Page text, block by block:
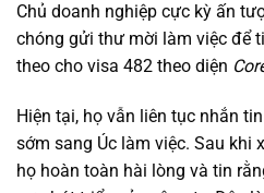
Chủ doanh nghiệp cực kỳ ấn
chóng gửi thư mời làm việc để
theo cho visa 482 theo diện
Hiện tại, họ vẫn liên tục nhắn
sớm sang Úc làm việc. Sau khi
họ hoàn toàn hài lòng và tin